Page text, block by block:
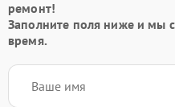
ремонт!
Заполните поля ниже и мы
время.